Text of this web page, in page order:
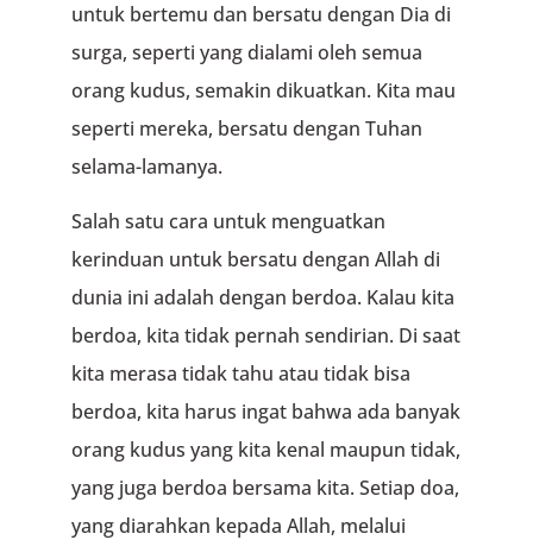
untuk bertemu dan bersatu dengan Dia di
surga, seperti yang dialami oleh semua
orang kudus, semakin dikuatkan. Kita mau
seperti mereka, bersatu dengan Tuhan
selama-lamanya.
Salah satu cara untuk menguatkan
kerinduan untuk bersatu dengan Allah di
dunia ini adalah dengan berdoa. Kalau kita
berdoa, kita tidak pernah sendirian. Di saat
kita merasa tidak tahu atau tidak bisa
berdoa, kita harus ingat bahwa ada banyak
orang kudus yang kita kenal maupun tidak,
yang juga berdoa bersama kita. Setiap doa,
yang diarahkan kepada Allah, melalui